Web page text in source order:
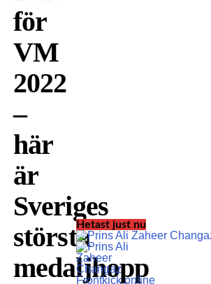
för
VM
2022
–
här
är
Sveriges
största
medaljhopp
Hetast just nu